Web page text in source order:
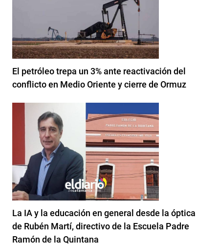
El petróleo trepa un 3% ante reactivación del
conflicto en Medio Oriente y cierre de Ormuz
La IA y la educación en general desde la óptica
de Rubén Martí, directivo de la Escuela Padre
Ramón de la Quintana